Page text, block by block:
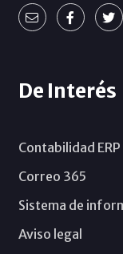
De Interés
Contabilidad ERP
Correo 365
Sistema de
Aviso legal